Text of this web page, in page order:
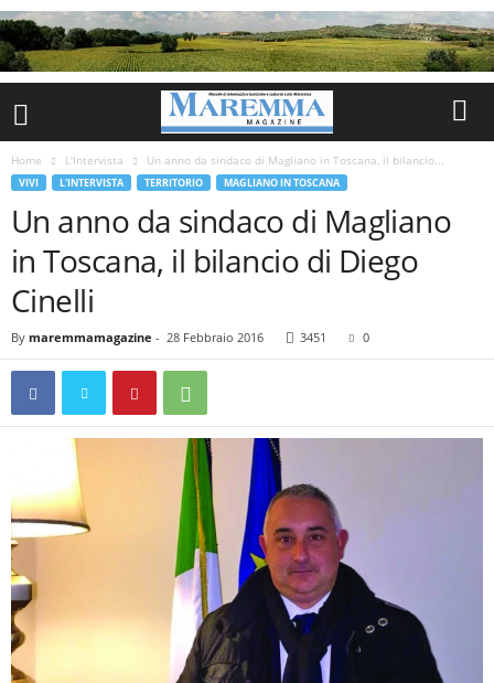
Home L'Intervista Un anno da sindaco di Magliano in Toscana, il bilancio...
VIVI L'INTERVISTA TERRITORIO MAGLIANO IN TOSCANA
Un anno da sindaco di Magliano
in Toscana, il bilancio di Diego
Cinelli
By maremmamagazine - 28 Febbraio 2016 3451 0